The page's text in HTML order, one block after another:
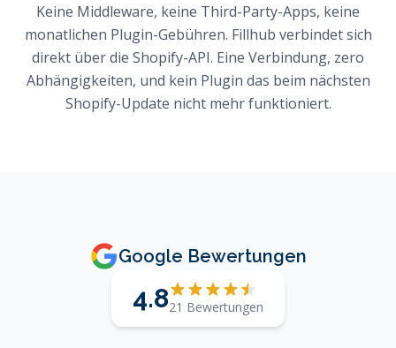
Keine Middleware, keine Third-Party-Apps, keine
monatlichen Plugin-Gebühren. Fillhub verbindet sich
direkt über die Shopify-API. Eine Verbindung, zero
Abhängigkeiten, und kein Plugin das beim nächsten
Shopify-Update nicht mehr funktioniert.
Google Bewertungen
4.821 Bewertungen